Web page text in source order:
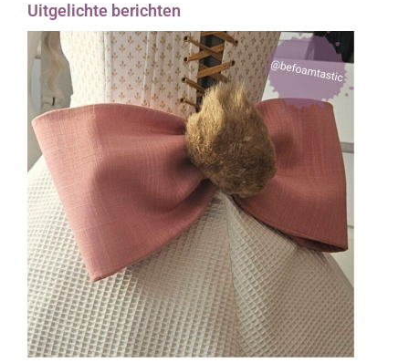
Uitgelichte berichten